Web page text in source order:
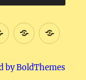
Электронная
Paint
by BoldThemes